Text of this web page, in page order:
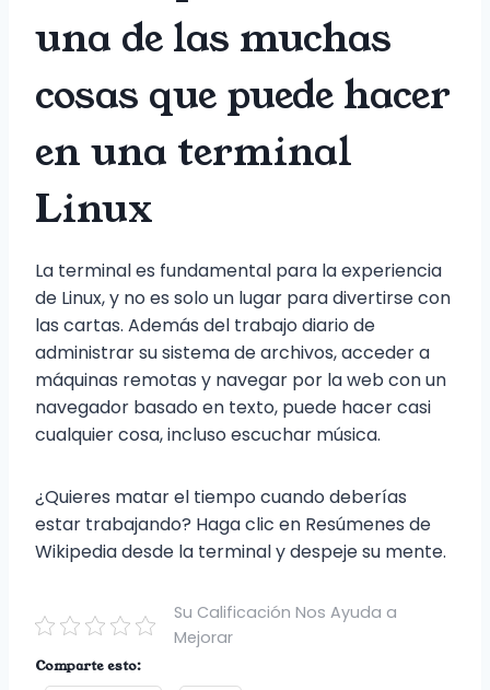
una de las muchas
cosas que puede hacer
en una terminal
Linux
La terminal es fundamental para la experiencia
de Linux, y no es solo un lugar para divertirse con
las cartas. Además del trabajo diario de
administrar su sistema de archivos, acceder a
máquinas remotas y navegar por la web con un
navegador basado en texto, puede hacer casi
cualquier cosa, incluso escuchar música.
¿Quieres matar el tiempo cuando deberías
estar trabajando? Haga clic en Resúmenes de
Wikipedia desde la terminal y despeje su mente.
Su Calificación Nos Ayuda a
Mejorar
Comparte esto: